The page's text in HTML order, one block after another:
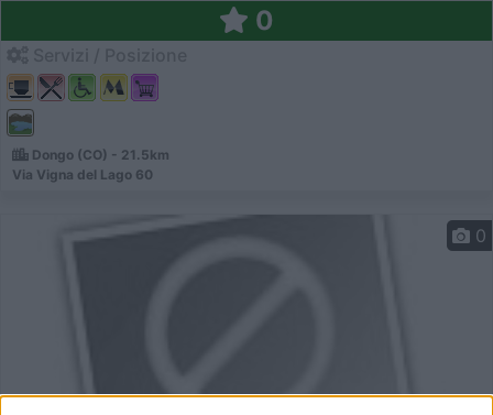
0
Dongo (CO) - 21.5km
Via Vigna del Lago 60
0